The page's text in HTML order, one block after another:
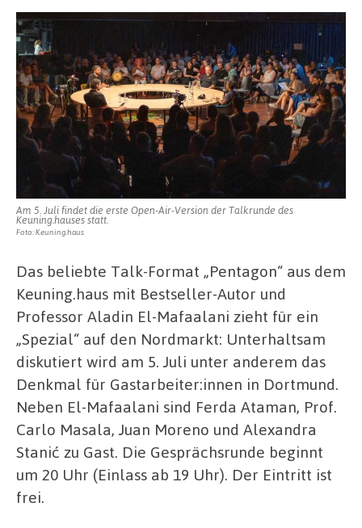
Am 5. Juli findet die erste Open-Air-Version der Talkrunde des
Keuning.hauses statt.
Foto: Keuning.haus
Das beliebte Talk-Format „Pentagon“ aus dem
Keuning.haus mit Bestseller-Autor und
Professor Aladin El-Mafaalani zieht für ein
„Spezial“ auf den Nordmarkt: Unterhaltsam
diskutiert wird am 5. Juli unter anderem das
Denkmal für Gastarbeiter:innen in Dortmund.
Neben El-Mafaalani sind Ferda Ataman, Prof.
Carlo Masala, Juan Moreno und Alexandra
Stanić zu Gast. Die Gesprächsrunde beginnt
um 20 Uhr (Einlass ab 19 Uhr). Der Eintritt ist
frei.